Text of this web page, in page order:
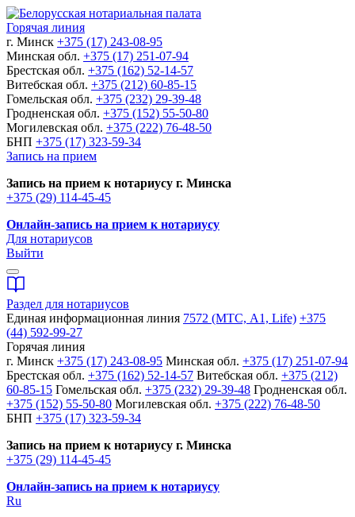
Горячая линия
г. Минск +375 (17) 243-08-95
Минская обл. +375 (17) 251-07-94
Брестская обл. +375 (162) 52-14-57
Витебская обл. +375 (212) 60-85-15
Гомельская обл. +375 (232) 29-39-48
Гродненская обл. +375 (152) 55-50-80
Могилевская обл. +375 (222) 76-48-50
БНП +375 (17) 323-59-34
Запись на прием
Запись на прием к нотариусу г. Минска
+375 (29) 114-45-45
Онлайн-запись на прием к нотариусу
Для нотариусов
Выйти
Раздел для нотариусов
Единая информационная линия 7572 (МТС, A1, Life) +375
(44) 592-99-27
Горячая линия
г. Минск +375 (17) 243-08-95 Минская обл. +375 (17) 251-07-94
Брестская обл. +375 (162) 52-14-57 Витебская обл. +375 (212)
60-85-15 Гомельская обл. +375 (232) 29-39-48 Гродненская обл.
+375 (152) 55-50-80 Могилевская обл. +375 (222) 76-48-50
БНП +375 (17) 323-59-34
Запись на прием к нотариусу г. Минска
+375 (29) 114-45-45
Онлайн-запись на прием к нотариусу
Ru